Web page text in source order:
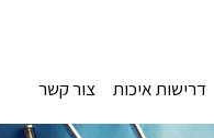
דרישות איכות צור קשר